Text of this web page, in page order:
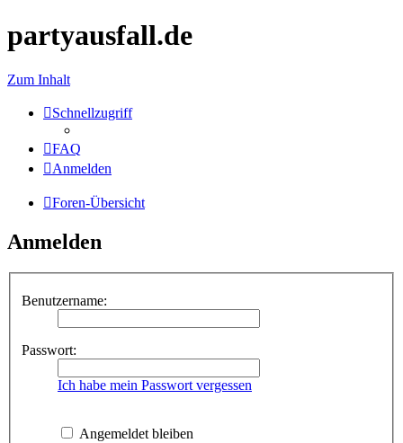
partyausfall.de
Zum Inhalt
Schnellzugriff
FAQ
Anmelden
Foren-Übersicht
Anmelden
Benutzername:
Passwort:
Ich habe mein Passwort vergessen
Angemeldet bleiben